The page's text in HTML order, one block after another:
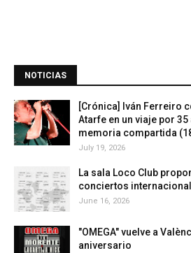
NOTICIAS
[Crónica] Iván Ferreiro
Atarfe en un viaje por
memoria compartida
July 19, 2026
La sala Loco Club
conciertos
June 16, 2026
"OMEGA" vuelve a
aniversario